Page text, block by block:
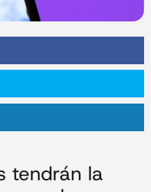
tendrán la